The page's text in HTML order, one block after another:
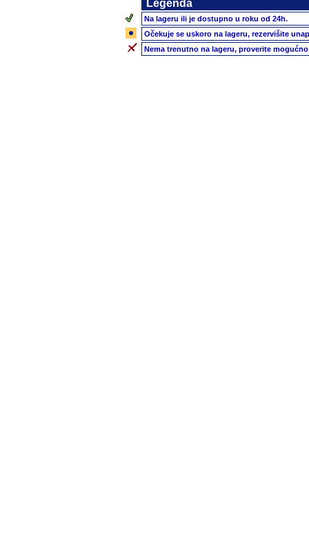
Legenda
Na lageru ili je dostupno u roku od 24h.
Očekuje se uskoro na lageru, rezervišite
Nema trenutno na lageru, proverite